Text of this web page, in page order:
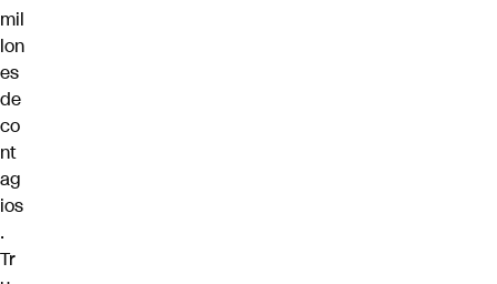
mil
lon
es
de
co
nt
ag
ios
.
Tr